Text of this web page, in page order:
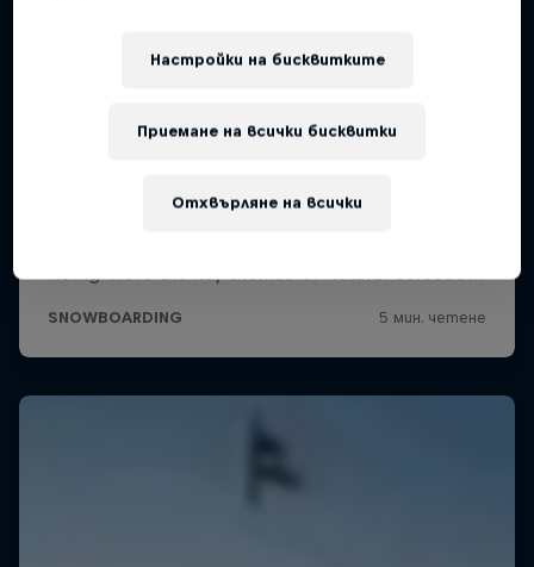
Настройки на бисквитките
Отхвърляне на всички
Приемане на всички бисквитки